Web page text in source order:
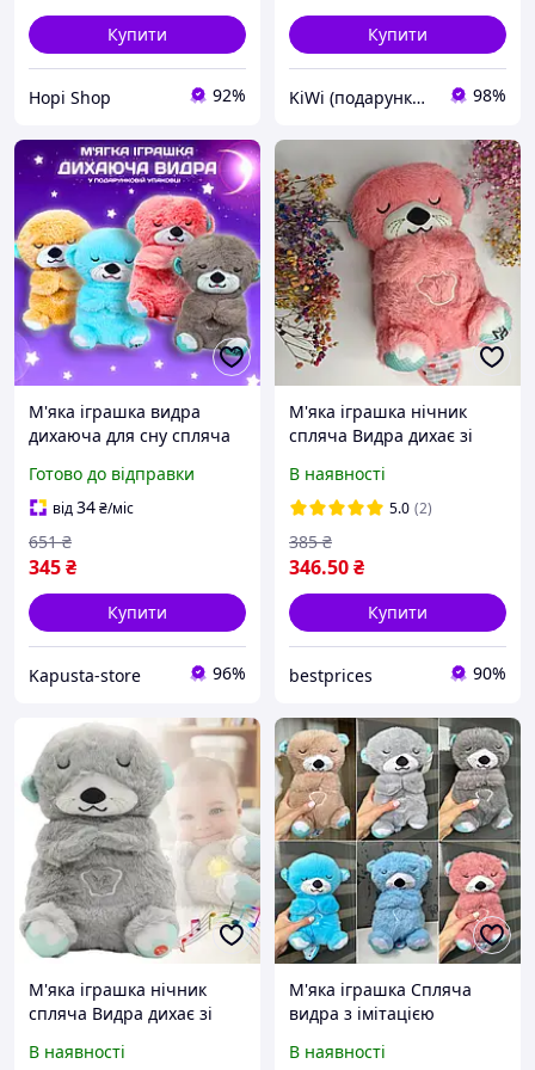
Купити
Hopi Shop 92%
Купити
KiWi (подарунки та декор для дому) 98%
М'яка іграшка видра
дихаюча для сну спляча
дихання для дітей зі
звуком і світлом KA
Готово до відправки
від34₴/міс
345₴
651 ₴
Купити
Kapusta-store 96%
М'яка іграшка нічник
спляча Видра дихає зі
Видра світиться, грає
мелодію
В наявності
5.0 (2)
346.50₴
385 ₴
Купити
bestprices 90%
М'яка іграшка нічник
спляча Видра дихає зі
животом, світиться, грає
В наявності
М'яка іграшка Спляча
видра з імітацією
ведмедик
В наявності